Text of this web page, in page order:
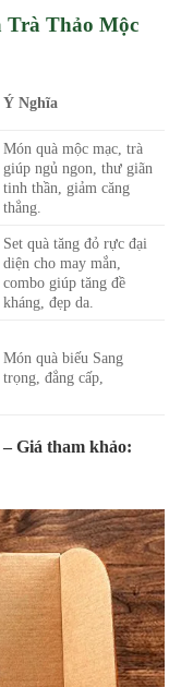
Trà Thảo Mộc
Ý Nghĩa
Món quà mộc mạc, trà
giúp ngủ ngon, thư giãn
tinh thần, giảm căng
thẳng.
Set quà tăng đỏ rực đại
diện cho may mắn,
combo giúp tăng đề
kháng, đẹp da.
Món quà biếu Sang
trọng, đẳng cấp,
Giá tham khảo: